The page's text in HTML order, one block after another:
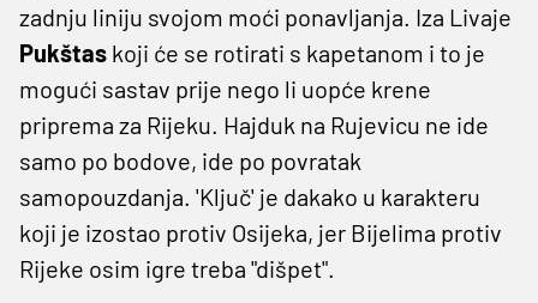
zadnju liniju svojom moći ponavljanja. Iza Livaje
Pukštas koji će se rotirati s kapetanom i to je
mogući sastav prije nego li uopće krene
priprema za Rijeku. Hajduk na Rujevicu ne ide
samo po bodove, ide po povratak
samopouzdanja. 'Ključ' je dakako u karakteru
koji je izostao protiv Osijeka, jer Bijelima protiv
Rijeke osim igre treba "dišpet".